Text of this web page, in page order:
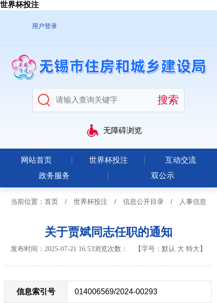
世界杯投注
用户登录
无障碍浏览
网站首页 世界杯投注
互动交流
政务服务
双公示
当前位置： 首页 / 世界杯投注 / 信息公开目录 / 人事信息
关于贾斌同志任职的通知
发布时间：2025-07-21 16:53浏览次数： 【字号： 默认 大 特大 】
信息索引号 014006569/2024-00293